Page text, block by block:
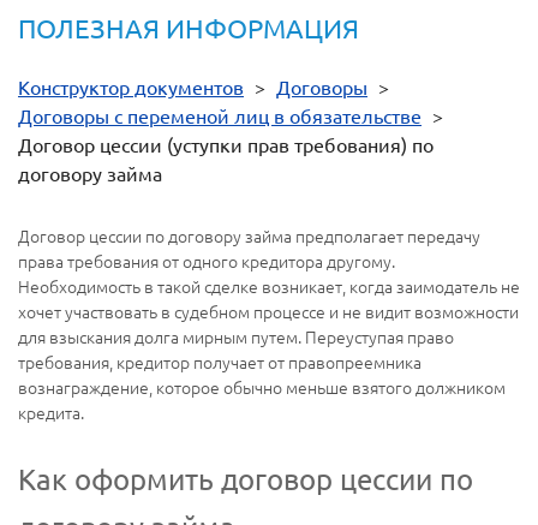
ПОЛЕЗНАЯ ИНФОРМАЦИЯ
Конструктор документов > Договоры >
Договоры с переменой лиц в обязательстве >
Договор цессии (уступки прав требования) по
договору займа
Договор цессии по договору займа предполагает передачу
права требования от одного кредитора другому.
Необходимость в такой сделке возникает, когда заимодатель не
хочет участвовать в судебном процессе и не видит возможности
для взыскания долга мирным путем. Переуступая право
требования, кредитор получает от правопреемника
вознаграждение, которое обычно меньше взятого должником
кредита.
Как оформить договор цессии по